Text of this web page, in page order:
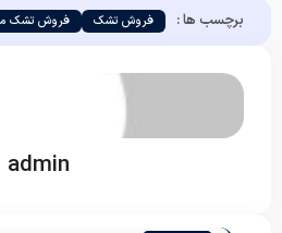
برچسب ها : فروش تشک فروش تشک
admin